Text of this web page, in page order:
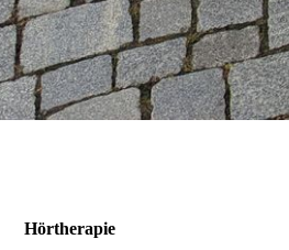
Hörtherapie
Kontakt
Hörverlust und Ursachen